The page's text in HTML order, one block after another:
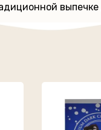
выпечке